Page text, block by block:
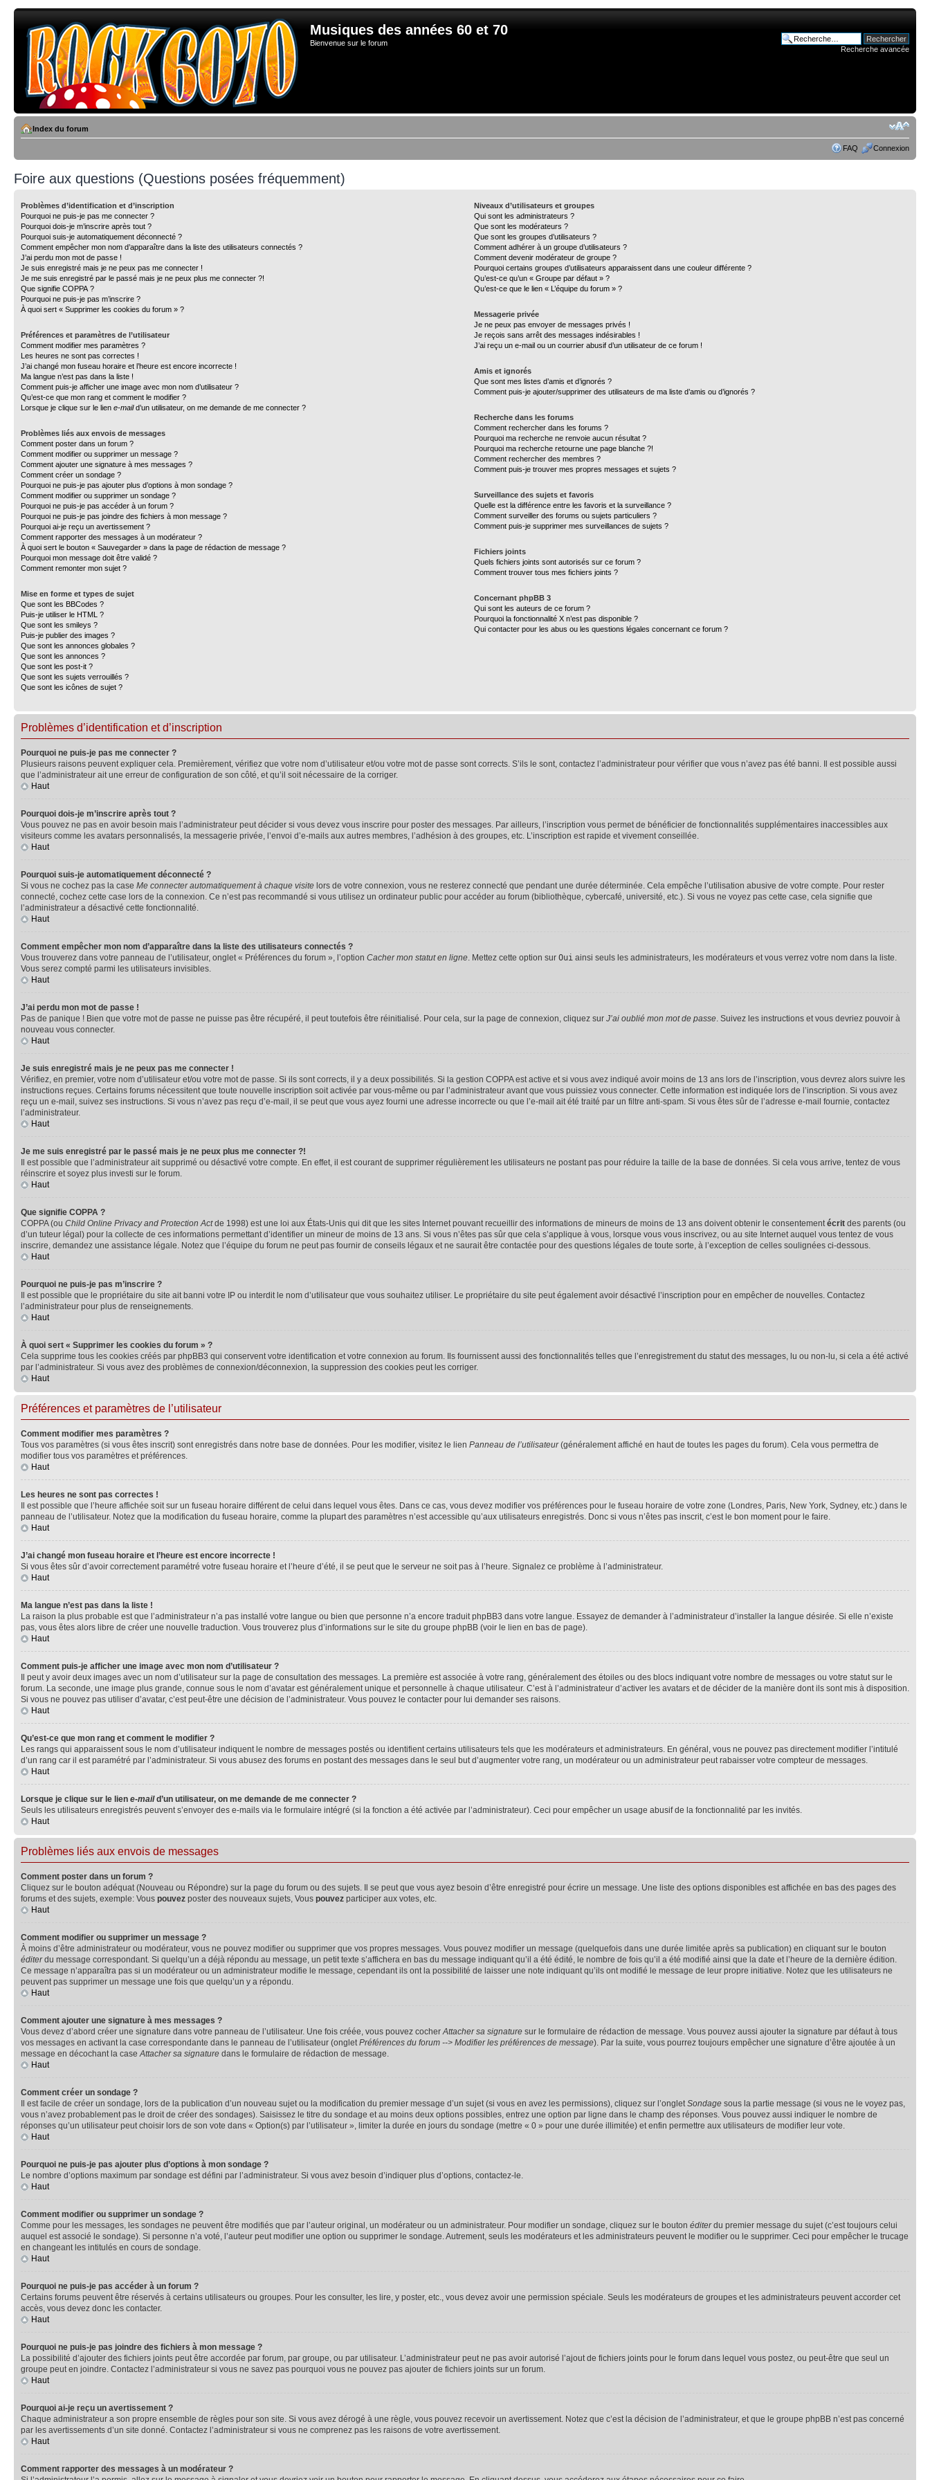
Musiques des années 60 et 70
Bienvenue sur le forum
Recherche avancée
Index du forum
FAQ Connexion
Foire aux questions (Questions posées fréquemment)
Problèmes d’identification et d’inscription
Pourquoi ne puis-je pas me connecter ?
Pourquoi dois-je m’inscrire après tout ?
Pourquoi suis-je automatiquement déconnecté ?
Comment empêcher mon nom d’apparaître dans la liste des utilisateurs connectés ?
J’ai perdu mon mot de passe !
Je suis enregistré mais je ne peux pas me connecter !
Je me suis enregistré par le passé mais je ne peux plus me connecter ?!
Que signifie COPPA ?
Pourquoi ne puis-je pas m’inscrire ?
À quoi sert « Supprimer les cookies du forum » ?
Préférences et paramètres de l’utilisateur
Comment modifier mes paramètres ?
Les heures ne sont pas correctes !
J’ai changé mon fuseau horaire et l’heure est encore incorrecte !
Ma langue n’est pas dans la liste !
Comment puis-je afficher une image avec mon nom d’utilisateur ?
Qu’est-ce que mon rang et comment le modifier ?
Lorsque je clique sur le lien e-maild’un utilisateur, on me demande de me connecter ?
Problèmes liés aux envois de messages
Comment poster dans un forum ?
Comment modifier ou supprimer un message ?
Comment ajouter une signature à mes messages ?
Comment créer un sondage ?
Pourquoi ne puis-je pas ajouter plus d’options à mon sondage ?
Comment modifier ou supprimer un sondage ?
Pourquoi ne puis-je pas accéder à un forum ?
Pourquoi ne puis-je pas joindre des fichiers à mon message ?
Pourquoi ai-je reçu un avertissement ?
Comment rapporter des messages à un modérateur ?
À quoi sert le bouton « Sauvegarder » dans la page de rédaction de message ?
Pourquoi mon message doit être validé ?
Comment remonter mon sujet ?
Mise en forme et types de sujet
Que sont les BBCodes ?
Puis-je utiliser le HTML ?
Que sont les smileys ?
Puis-je publier des images ?
Que sont les annonces globales ?
Que sont les annonces ?
Que sont les post-it ?
Que sont les sujets verrouillés ?
Que sont les icônes de sujet ?
Niveaux d’utilisateurs et groupes
Qui sont les administrateurs ?
Que sont les modérateurs ?
Que sont les groupes d’utilisateurs ?
Comment adhérer à un groupe d’utilisateurs ?
Comment devenir modérateur de groupe ?
Pourquoi certains groupes d’utilisateurs apparaissent dans une couleur différente ?
Qu’est-ce qu’un « Groupe par défaut » ?
Qu’est-ce que le lien « L’équipe du forum » ?
Messagerie privée
Je ne peux pas envoyer de messages privés !
Je reçois sans arrêt des messages indésirables !
J’ai reçu un e-mail ou un courrier abusif d’un utilisateur de ce forum !
Amis et ignorés
Que sont mes listes d’amis et d’ignorés ?
Comment puis-je ajouter/supprimer des utilisateurs de ma liste d’amis ou d’ignorés ?
Recherche dans les forums
Comment rechercher dans les forums ?
Pourquoi ma recherche ne renvoie aucun résultat ?
Pourquoi ma recherche retourne une page blanche ?!
Comment rechercher des membres ?
Comment puis-je trouver mes propres messages et sujets ?
Surveillance des sujets et favoris
Quelle est la différence entre les favoris et la surveillance ?
Comment surveiller des forums ou sujets particuliers ?
Comment puis-je supprimer mes surveillances de sujets ?
Fichiers joints
Quels fichiers joints sont autorisés sur ce forum ?
Comment trouver tous mes fichiers joints ?
Concernant phpBB 3
Qui sont les auteurs de ce forum ?
Pourquoi la fonctionnalité X n’est pas disponible ?
Qui contacter pour les abus ou les questions légales concernant ce forum ?
Problèmes d’identification et d’inscription
Pourquoi ne puis-je pas me connecter ?
Plusieurs raisons peuvent expliquer cela. Premièrement, vérifiez que votre nom d’utilisateur et/ou votre mot de passe sont corrects. S’ils le sont, contactez l’administrateur pour vérifier que vous n’avez pas été banni. Il est possible aussi
que l’administrateur ait une erreur de configuration de son côté, et qu’il soit nécessaire de la corriger.
Haut
Pourquoi dois-je m’inscrire après tout ?
Vous pouvez ne pas en avoir besoin mais l’administrateur peut décider si vous devez vous inscrire pour poster des messages. Par ailleurs, l’inscription vous permet de bénéficier de fonctionnalités supplémentaires inaccessibles aux
visiteurs comme les avatars personnalisés, la messagerie privée, l’envoi d’e-mails aux autres membres, l’adhésion à des groupes, etc. L’inscription est rapide et vivement conseillée.
Haut
Pourquoi suis-je automatiquement déconnecté ?
Si vous ne cochez pas la case Me connecter automatiquement à chaque visite lors de votre connexion, vous ne resterez connecté que pendant une durée déterminée. Cela empêche l’utilisation abusive de votre compte. Pour rester
connecté, cochez cette case lors de la connexion. Ce n’est pas recommandé si vous utilisez un ordinateur public pour accéder au forum (bibliothèque, cybercafé, université, etc.). Si vous ne voyez pas cette case, cela signifie que
l’administrateur a désactivé cette fonctionnalité.
Haut
Comment empêcher mon nom d’apparaître dans la liste des utilisateurs connectés ?
Vous trouverez dans votre panneau de l’utilisateur, onglet « Préférences du forum », l’option Cacher mon statut en ligne. Mettez cette option sur Oui ainsi seuls les administrateurs, les modérateurs et vous verrez votre nom dans la liste.
Vous serez compté parmi les utilisateurs invisibles.
Haut
J’ai perdu mon mot de passe !
Pas de panique ! Bien que votre mot de passe ne puisse pas être récupéré, il peut toutefois être réinitialisé. Pour cela, sur la page de connexion, cliquez sur J’ai oublié mon mot de passe. Suivez les instructions et vous devriez pouvoir à
nouveau vous connecter.
Haut
Je suis enregistré mais je ne peux pas me connecter !
Vérifiez, en premier, votre nom d’utilisateur et/ou votre mot de passe. Si ils sont corrects, il y a deux possibilités. Si la gestion COPPA est active et si vous avez indiqué avoir moins de 13 ans lors de l’inscription, vous devrez alors suivre les
instructions reçues. Certains forums nécessitent que toute nouvelle inscription soit activée par vous-même ou par l’administrateur avant que vous puissiez vous connecter. Cette information est indiquée lors de l’inscription. Si vous avez
reçu un e-mail, suivez ses instructions. Si vous n’avez pas reçu d’e-mail, il se peut que vous ayez fourni une adresse incorrecte ou que l’e-mail ait été traité par un filtre anti-spam. Si vous êtes sûr de l’adresse e-mail fournie, contactez
l’administrateur.
Haut
Je me suis enregistré par le passé mais je ne peux plus me connecter ?!
Il est possible que l’administrateur ait supprimé ou désactivé votre compte. En effet, il est courant de supprimer régulièrement les utilisateurs ne postant pas pour réduire la taille de la base de données. Si cela vous arrive, tentez de vous
réinscrire et soyez plus investi sur le forum.
Haut
Que signifie COPPA ?
COPPA (ou Child Online Privacy and Protection Actde 1998) est une loi aux États-Unis qui dit que les sites Internet pouvant recueillir des informations de mineurs de moins de 13 ans doivent obtenir le consentementécrit des parents (ou
d’un tuteur légal) pour la collecte de ces informations permettant d’identifier un mineur de moins de 13 ans. Si vous n’êtes pas sûr que cela s’applique à vous, lorsque vous vous inscrivez, ou au site Internet auquel vous tentez de vous
inscrire, demandez une assistance légale. Notez que l’équipe du forum ne peut pas fournir de conseils légaux et ne saurait être contactée pour des questions légales de toute sorte, à l’exception de celles soulignées ci-dessous.
Haut
Pourquoi ne puis-je pas m’inscrire ?
Il est possible que le propriétaire du site ait banni votre IP ou interdit le nom d’utilisateur que vous souhaitez utiliser. Le propriétaire du site peut également avoir désactivé l’inscription pour en empêcher de nouvelles. Contactez
l’administrateur pour plus de renseignements.
Haut
À quoi sert « Supprimer les cookies du forum » ?
Cela supprime tous les cookies créés par phpBB3 qui conservent votre identification et votre connexion au forum. Ils fournissent aussi des fonctionnalités telles que l’enregistrement du statut des messages, lu ou non-lu, si cela a été activé
par l’administrateur. Si vous avez des problèmes de connexion/déconnexion, la suppression des cookies peut les corriger.
Haut
Préférences et paramètres de l’utilisateur
Comment modifier mes paramètres ?
Tous vos paramètres (si vous êtes inscrit) sont enregistrés dans notre base de données. Pour les modifier, visitez le lien Panneau de l’utilisateur(généralement affiché en haut de toutes les pages du forum). Cela vous permettra de
modifier tous vos paramètres et préférences.
Haut
Les heures ne sont pas correctes !
Il est possible que l’heure affichée soit sur un fuseau horaire différent de celui dans lequel vous êtes. Dans ce cas, vous devez modifier vos préférences pour le fuseau horaire de votre zone (Londres, Paris, New York, Sydney, etc.) dans le
panneau de l’utilisateur. Notez que la modification du fuseau horaire, comme la plupart des paramètres n’est accessible qu’aux utilisateurs enregistrés. Donc si vous n’êtes pas inscrit, c’est le bon moment pour le faire.
Haut
J’ai changé mon fuseau horaire et l’heure est encore incorrecte !
Si vous êtes sûr d’avoir correctement paramétré votre fuseau horaire et l’heure d’été, il se peut que le serveur ne soit pas à l’heure. Signalez ce problème à l’administrateur.
Haut
Ma langue n’est pas dans la liste !
La raison la plus probable est que l’administrateur n’a pas installé votre langue ou bien que personne n’a encore traduit phpBB3 dans votre langue. Essayez de demander à l’administrateur d’installer la langue désirée. Si elle n’existe
pas, vous êtes alors libre de créer une nouvelle traduction. Vous trouverez plus d’informations sur le site du groupe phpBB (voir le lien en bas de page).
Haut
Comment puis-je afficher une image avec mon nom d’utilisateur ?
Il peut y avoir deux images avec un nom d’utilisateur sur la page de consultation des messages. La première est associée à votre rang, généralement des étoiles ou des blocs indiquant votre nombre de messages ou votre statut sur le
forum. La seconde, une image plus grande, connue sous le nom d’avatar est généralement unique et personnelle à chaque utilisateur. C’est à l’administrateur d’activer les avatars et de décider de la manière dont ils sont mis à disposition.
Si vous ne pouvez pas utiliser d’avatar, c’est peut-être une décision de l’administrateur. Vous pouvez le contacter pour lui demander ses raisons.
Haut
Qu’est-ce que mon rang et comment le modifier ?
Les rangs qui apparaissent sous le nom d’utilisateur indiquent le nombre de messages postés ou identifient certains utilisateurs tels que les modérateurs et administrateurs. En général, vous ne pouvez pas directement modifier l’intitulé
d’un rang car il est paramétré par l’administrateur. Si vous abusez des forums en postant des messages dans le seul but d’augmenter votre rang, un modérateur ou un administrateur peut rabaisser votre compteur de messages.
Haut
Lorsque je clique sur le lien e-maild’un utilisateur, on me demande de me connecter ?
Seuls les utilisateurs enregistrés peuvent s’envoyer des e-mails via le formulaire intégré (si la fonction a été activée par l’administrateur). Ceci pour empêcher un usage abusif de la fonctionnalité par les invités.
Haut
Problèmes liés aux envois de messages
Comment poster dans un forum ?
Cliquez sur le bouton adéquat (Nouveau ou Répondre) sur la page du forum ou des sujets. Il se peut que vous ayez besoin d’être enregistré pour écrire un message. Une liste des options disponibles est affichée en bas des pages des
forums et des sujets, exemple: Vous pouvez poster des nouveaux sujets, Vous pouvez participer aux votes, etc.
Haut
Comment modifier ou supprimer un message ?
À moins d’être administrateur ou modérateur, vous ne pouvez modifier ou supprimer que vos propres messages. Vous pouvez modifier un message (quelquefois dans une durée limitée après sa publication) en cliquant sur le bouton
éditerdu message correspondant. Si quelqu’un a déjà répondu au message, un petit texte s’affichera en bas du message indiquant qu’il a été édité, le nombre de fois qu’il a été modifié ainsi que la date et l’heure de la dernière édition.
Ce message n’apparaîtra pas si un modérateur ou un administrateur modifie le message, cependant ils ont la possibilité de laisser une note indiquant qu’ils ont modifié le message de leur propre initiative. Notez que les utilisateurs ne
peuvent pas supprimer un message une fois que quelqu’un y a répondu.
Haut
Comment ajouter une signature à mes messages ?
Vous devez d’abord créer une signature dans votre panneau de l’utilisateur. Une fois créée, vous pouvez cocherAttacher sa signature sur le formulaire de rédaction de message. Vous pouvez aussi ajouter la signature par défaut à tous
vos messages en activant la case correspondante dans le panneau de l’utilisateur (ongletPréférences du forum --> Modifier les préférences de message). Par la suite, vous pourrez toujours empêcher une signature d’être ajoutée à un
message en décochant la caseAttacher sa signature dans le formulaire de rédaction de message.
Haut
Comment créer un sondage ?
Il est facile de créer un sondage, lors de la publication d’un nouveau sujet ou la modification du premier message d’un sujet (si vous en avez les permissions), cliquez sur l’ongletSondage sous la partie message (si vous ne le voyez pas,
vous n’avez probablement pas le droit de créer des sondages). Saisissez le titre du sondage et au moins deux options possibles, entrez une option par ligne dans le champ des réponses. Vous pouvez aussi indiquer le nombre de
réponses qu’un utilisateur peut choisir lors de son vote dans « Option(s) par l’utilisateur », limiter la durée en jours du sondage (mettre « 0 » pour une durée illimitée) et enfin permettre aux utilisateurs de modifier leur vote.
Haut
Pourquoi ne puis-je pas ajouter plus d’options à mon sondage ?
Le nombre d’options maximum par sondage est défini par l’administrateur. Si vous avez besoin d’indiquer plus d’options, contactez-le.
Haut
Comment modifier ou supprimer un sondage ?
Comme pour les messages, les sondages ne peuvent être modifiés que par l’auteur original, un modérateur ou un administrateur. Pour modifier un sondage, cliquez sur le bouton éditerdu premier message du sujet (c’est toujours celui
auquel est associé le sondage). Si personne n’a voté, l’auteur peut modifier une option ou supprimer le sondage. Autrement, seuls les modérateurs et les administrateurs peuvent le modifier ou le supprimer. Ceci pour empêcher le trucage
en changeant les intitulés en cours de sondage.
Haut
Pourquoi ne puis-je pas accéder à un forum ?
Certains forums peuvent être réservés à certains utilisateurs ou groupes. Pour les consulter, les lire, y poster, etc., vous devez avoir une permission spéciale. Seuls les modérateurs de groupes et les administrateurs peuvent accorder cet
accès, vous devez donc les contacter.
Haut
Pourquoi ne puis-je pas joindre des fichiers à mon message ?
La possibilité d’ajouter des fichiers joints peut être accordée par forum, par groupe, ou par utilisateur. L’administrateur peut ne pas avoir autorisé l’ajout de fichiers joints pour le forum dans lequel vous postez, ou peut-être que seul un
groupe peut en joindre. Contactez l’administrateur si vous ne savez pas pourquoi vous ne pouvez pas ajouter de fichiers joints sur un forum.
Haut
Pourquoi ai-je reçu un avertissement ?
Chaque administrateur a son propre ensemble de règles pour son site. Si vous avez dérogé à une règle, vous pouvez recevoir un avertissement. Notez que c’est la décision de l’administrateur, et que le groupe phpBB n’est pas concerné
par les avertissements d’un site donné. Contactez l’administrateur si vous ne comprenez pas les raisons de votre avertissement.
Haut
Comment rapporter des messages à un modérateur ?